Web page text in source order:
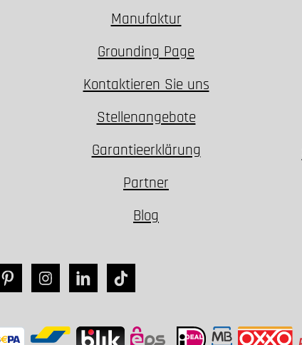
Manufaktur
Grounding Page
Kontaktieren Sie uns
Stellenangebote
Garantieerklärung
Partner
Blog